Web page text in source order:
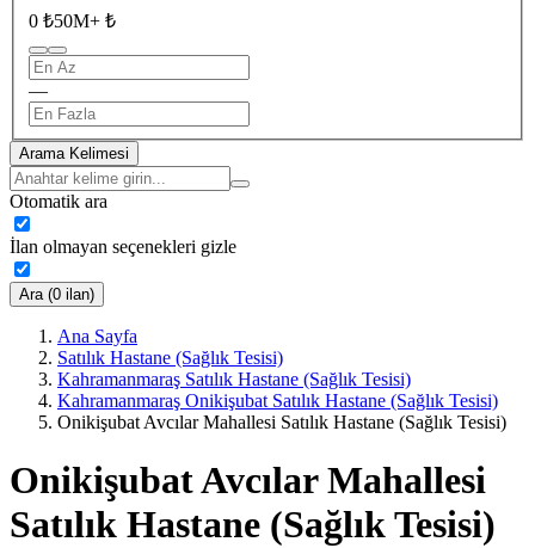
0 ₺50M+ ₺
—
Arama Kelimesi
Otomatik ara
İlan olmayan seçenekleri gizle
Ara (0 ilan)
Ana Sayfa
Satılık Hastane (Sağlık Tesisi)
Kahramanmaraş Satılık Hastane (Sağlık Tesisi)
Kahramanmaraş Onikişubat Satılık Hastane (Sağlık Tesisi)
Onikişubat Avcılar Mahallesi Satılık Hastane (Sağlık Tesisi)
Onikişubat Avcılar Mahallesi
Satılık Hastane (Sağlık Tesisi)